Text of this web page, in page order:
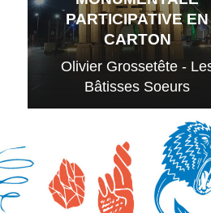
PARTICIPATIVE EN
CARTON
Olivier Grossetête -
Bâtisses Soeurs